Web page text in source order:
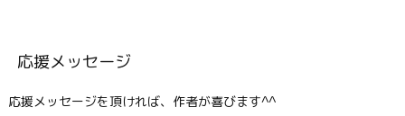
応援メッセージ
応援メッセージを頂ければ、作者が喜びます^^